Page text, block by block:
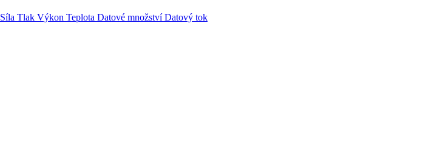
Síla Tlak Výkon Teplota Datové množstvíDatový tok